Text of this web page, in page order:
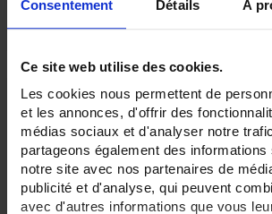
Consentement Détails À
Ce site web utilise des cookies.
Les cookies nous permettent de
et les annonces, d'offrir des
médias sociaux et d'analyser notre
partageons également des
notre site avec nos partenaires de
publicité et d'analyse, qui peuvent
avec d'autres informations que vous